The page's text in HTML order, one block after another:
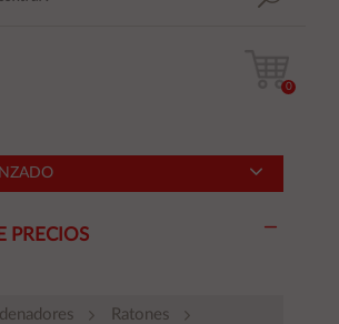
0
PRECIOS
Ratones